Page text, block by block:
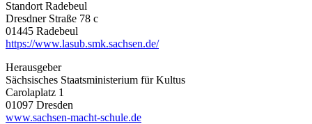
Standort Radebeul
Dresdner Straße 78 c
01445 Radebeul
https://www.lasub.smk.sachsen.de/
Herausgeber
Sächsisches Staatsministerium für Kultus
Carolaplatz 1
01097 Dresden
www.sachsen-macht-schule.de